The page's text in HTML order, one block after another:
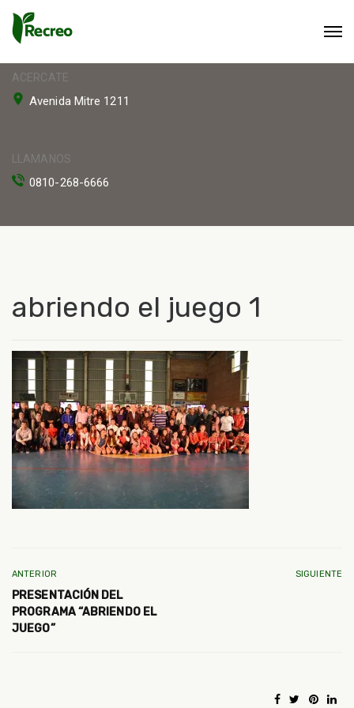
ACERCATE
Avenida Mitre 1211
LLAMANOS
0810-268-6666
abriendo el juego 1
ANTERIOR
PRESENTACIÓN DEL
PROGRAMA “ABRIENDO EL
JUEGO”
SIGUIENTE